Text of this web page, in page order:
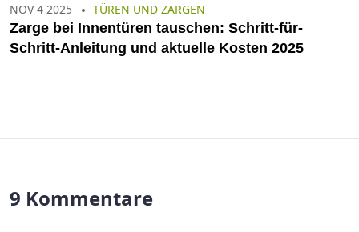
NOV 4 2025 TÜREN UND ZARGEN
Zarge bei Innentüren tauschen: Schritt-für-
Schritt-Anleitung und aktuelle Kosten 2025
9 Kommentare